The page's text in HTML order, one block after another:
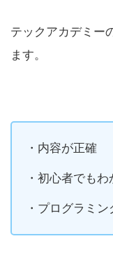
テックアカデミー
ます。
・内容が正確
・初心者でも
・プログラミ